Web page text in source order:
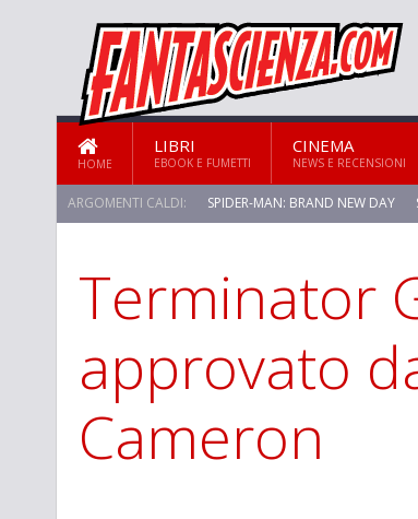
HOME
LIBRI
EBOOK E FUMETTI
CINEMA
NEWS E RECENSIONI
ARGOMENTI CALDI: SPIDER-MAN: BRAND NEW DAY
STAR TREK: STRANGE NEW WORLDS
Terminator
approvato
Cameron